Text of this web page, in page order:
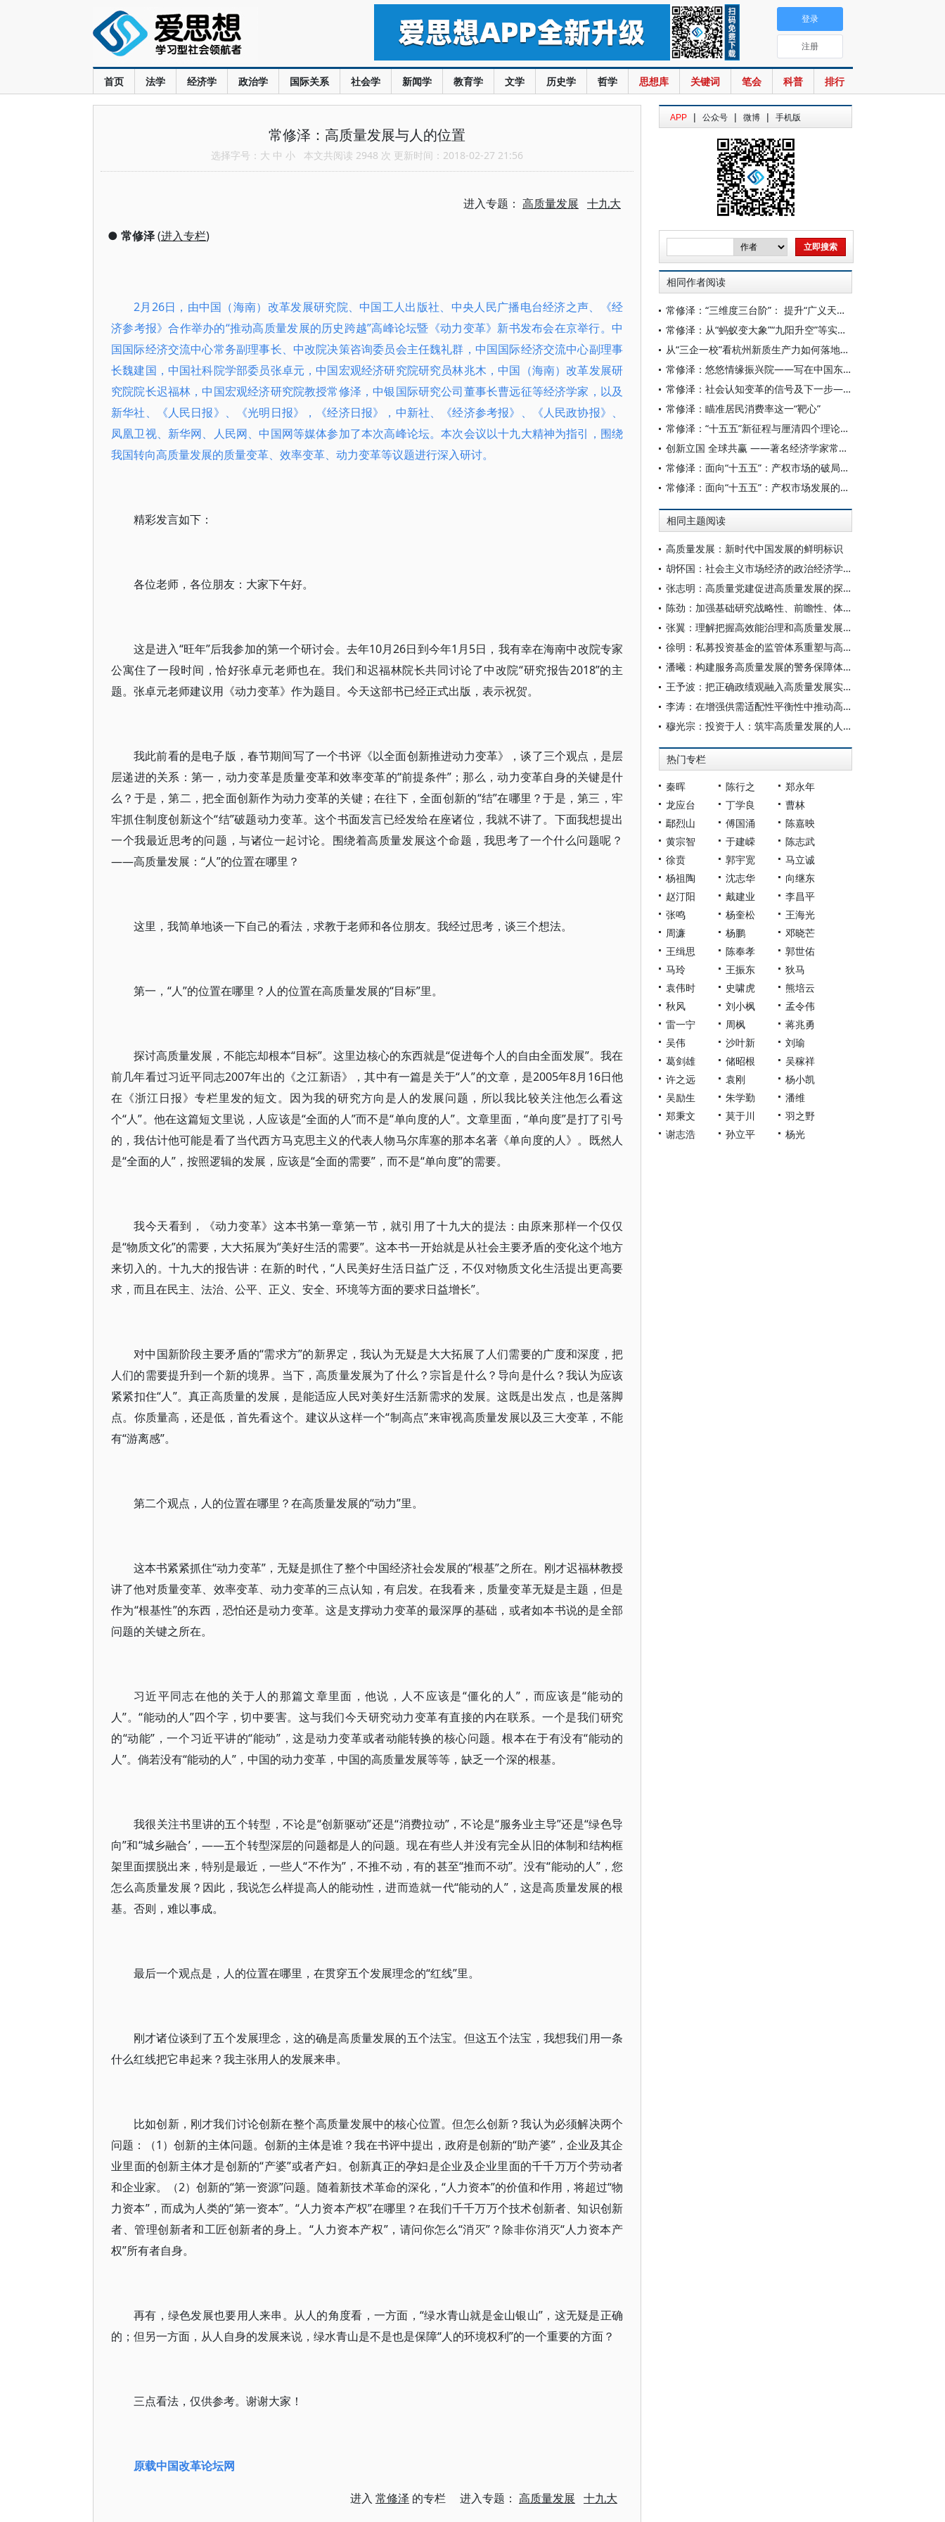
首页 法学 经济学 政治学 国际关系 社会学 新闻学 教育学 文学 历史学 哲学 思想库 关键词 笔会 科普 排行
登录
注册
常修泽：高质量发展与人的位置
选择字号： 大 中 小 本文共阅读 2948 次 更新时间：2018-02-27 21:56
进入专题： 高质量发展 十九大
● 常修泽(进入专栏)
2月26日，由中国（海南）改革发展研究院、中国工人出版社、中央人民广播电台经济之声、《经
济参考报》合作举办的“推动高质量发展的历史跨越”高峰论坛暨《动力变革》新书发布会在京举行。中
国国际经济交流中心常务副理事长、中改院决策咨询委员会主任魏礼群，中国国际经济交流中心副理事
长魏建国，中国社科院学部委员张卓元，中国宏观经济研究院研究员林兆木，中国（海南）改革发展研
究院院长迟福林，中国宏观经济研究院教授常修泽，中银国际研究公司董事长曹远征等经济学家，以及
新华社、《人民日报》、《光明日报》，《经济日报》，中新社、《经济参考报》、《人民政协报》、
凤凰卫视、新华网、人民网、中国网等媒体参加了本次高峰论坛。本次会议以十九大精神为指引，围绕
我国转向高质量发展的质量变革、效率变革、动力变革等议题进行深入研讨。
精彩发言如下：
各位老师，各位朋友：大家下午好。
这是进入“旺年”后我参加的第一个研讨会。去年10月26日到今年1月5日，我有幸在海南中改院专家
公寓住了一段时间，恰好张卓元老师也在。我们和迟福林院长共同讨论了中改院“研究报告2018”的主
题。张卓元老师建议用《动力变革》作为题目。今天这部书已经正式出版，表示祝贺。
我此前看的是电子版，春节期间写了一个书评《以全面创新推进动力变革》，谈了三个观点，是层
层递进的关系：第一，动力变革是质量变革和效率变革的“前提条件”；那么，动力变革自身的关键是什
么？于是，第二，把全面创新作为动力变革的关键；在往下，全面创新的“结”在哪里？于是，第三，牢
牢抓住制度创新这个“结”破题动力变革。这个书面发言已经发给在座诸位，我就不讲了。下面我想提出
一个我最近思考的问题，与诸位一起讨论。围绕着高质量发展这个命题，我思考了一个什么问题呢？
——高质量发展：“人”的位置在哪里？
这里，我简单地谈一下自己的看法，求教于老师和各位朋友。我经过思考，谈三个想法。
第一，“人”的位置在哪里？人的位置在高质量发展的“目标”里。
探讨高质量发展，不能忘却根本“目标”。这里边核心的东西就是“促进每个人的自由全面发展”。我在
前几年看过习近平同志2007年出的《之江新语》，其中有一篇是关于“人”的文章，是2005年8月16日他
在《浙江日报》专栏里发的短文。因为我的研究方向是人的发展问题，所以我比较关注他怎么看这
个“人”。他在这篇短文里说，人应该是“全面的人”而不是“单向度的人”。文章里面，“单向度”是打了引号
的，我估计他可能是看了当代西方马克思主义的代表人物马尔库塞的那本名著《单向度的人》。既然人
是“全面的人”，按照逻辑的发展，应该是“全面的需要”，而不是“单向度”的需要。
我今天看到，《动力变革》这本书第一章第一节，就引用了十九大的提法：由原来那样一个仅仅
是“物质文化”的需要，大大拓展为“美好生活的需要”。这本书一开始就是从社会主要矛盾的变化这个地方
来切入的。十九大的报告讲：在新的时代，“人民美好生活日益广泛，不仅对物质文化生活提出更高要
求，而且在民主、法治、公平、正义、安全、环境等方面的要求日益增长”。
对中国新阶段主要矛盾的“需求方”的新界定，我认为无疑是大大拓展了人们需要的广度和深度，把
人们的需要提升到一个新的境界。当下，高质量发展为了什么？宗旨是什么？导向是什么？我认为应该
紧紧扣住“人”。真正高质量的发展，是能适应人民对美好生活新需求的发展。这既是出发点，也是落脚
点。你质量高，还是低，首先看这个。建议从这样一个“制高点”来审视高质量发展以及三大变革，不能
有“游离感”。
第二个观点，人的位置在哪里？在高质量发展的“动力”里。
这本书紧紧抓住“动力变革”，无疑是抓住了整个中国经济社会发展的“根基”之所在。刚才迟福林教授
讲了他对质量变革、效率变革、动力变革的三点认知，有启发。在我看来，质量变革无疑是主题，但是
作为“根基性”的东西，恐怕还是动力变革。这是支撑动力变革的最深厚的基础，或者如本书说的是全部
问题的关键之所在。
习近平同志在他的关于人的那篇文章里面，他说，人不应该是“僵化的人”，而应该是“能动的
人”。“能动的人”四个字，切中要害。这与我们今天研究动力变革有直接的内在联系。一个是我们研究
的“动能”，一个习近平讲的“能动”，这是动力变革或者动能转换的核心问题。根本在于有没有“能动的
人”。倘若没有“能动的人”，中国的动力变革，中国的高质量发展等等，缺乏一个深的根基。
我很关注书里讲的五个转型，不论是“创新驱动”还是“消费拉动”，不论是“服务业主导”还是“绿色导
向”和“城乡融合’，——五个转型深层的问题都是人的问题。现在有些人并没有完全从旧的体制和结构框
架里面摆脱出来，特别是最近，一些人“不作为”，不推不动，有的甚至“推而不动”。没有“能动的人”，您
怎么高质量发展？因此，我说怎么样提高人的能动性，进而造就一代“能动的人”，这是高质量发展的根
基。否则，难以事成。
最后一个观点是，人的位置在哪里，在贯穿五个发展理念的“红线”里。
刚才诸位谈到了五个发展理念，这的确是高质量发展的五个法宝。但这五个法宝，我想我们用一条
什么红线把它串起来？我主张用人的发展来串。
比如创新，刚才我们讨论创新在整个高质量发展中的核心位置。但怎么创新？我认为必须解决两个
问题：（1）创新的主体问题。创新的主体是谁？我在书评中提出，政府是创新的“助产婆”，企业及其企
业里面的创新主体才是创新的“产婆”或者产妇。创新真正的孕妇是企业及企业里面的千千万万个劳动者
和企业家。（2）创新的“第一资源”问题。随着新技术革命的深化，“人力资本”的价值和作用，将超过“物
力资本”，而成为人类的“第一资本”。“人力资本产权”在哪里？在我们千千万万个技术创新者、知识创新
者、管理创新者和工匠创新者的身上。“人力资本产权”，请问你怎么“消灭”？除非你消灭“人力资本产
权”所有者自身。
再有，绿色发展也要用人来串。从人的角度看，一方面，“绿水青山就是金山银山”，这无疑是正确
的；但另一方面，从人自身的发展来说，绿水青山是不是也是保障“人的环境权利”的一个重要的方面？
三点看法，仅供参考。谢谢大家！
原载中国改革论坛网
进入 常修泽 的专栏 进入专题： 高质量发展 十九大
APP | 公众号 | 微博 | 手机版
相同作者阅读
常修泽：“三维度三台阶”： 提升“广义天下广货”的全球竞争力——读《天下广货》所想到的
常修泽：从“蚂蚁变大象”“九阳升空”等实践案例看到的——杭州“三企一校”创新调查及启示
从“三企一校”看杭州新质生产力如何落地生根——访著名经济学家、中国宏观经济研究院教授常修泽
常修泽：悠悠情缘振兴院——写在中国东北振兴研究院成立十周年之际
常修泽：社会认知变革的信号及下一步——2026三件民间出圈事感言（六点）
常修泽：瞄准居民消费率这一“靶心”
常修泽：“十五五”新征程与厘清四个理论与实践问题
创新立国 全球共赢 ——著名经济学家常修泽教授来校作学术报告
常修泽：面向“十五五”：产权市场的破局与新生
常修泽：面向“十五五”：产权市场发展的宏观背景、基本框架与拓展思路
相同主题阅读
高质量发展：新时代中国发展的鲜明标识
胡怀国：社会主义市场经济的政治经济学解析
张志明：高质量党建促进高质量发展的探索创新
陈劲：加强基础研究战略性、前瞻性、体系化布局
张翼：理解把握高效能治理和高质量发展的有机结合
徐明：私募投资基金的监管体系重塑与高质量发展路径
潘曦：构建服务高质量发展的警务保障体系
王予波：把正确政绩观融入高质量发展实践
李涛：在增强供需适配性平衡性中推动高质量发展
穆光宗：投资于人：筑牢高质量发展的人力资本根基
热门专栏
秦晖 陈行之
郑永年
龙应台
丁学良
曹林
鄢烈山
傅国涌
陈嘉映
黄宗智
于建嵘
陈志武
徐贲
郭宇宽
马立诚
杨祖陶
沈志华
向继东
赵汀阳
戴建业
李昌平
张鸣
杨奎松
王海光
周濂
杨鹏
邓晓芒
王缉思
陈奉孝
郭世佑
马玲
王振东
狄马
袁伟时
史啸虎
熊培云
秋风
刘小枫
孟令伟
雷一宁
周枫
蒋兆勇
吴伟
沙叶新
刘瑜
葛剑雄
储昭根
吴稼祥
许之远
袁刚
杨小凯
吴励生
朱学勤
潘维
郑秉文
莫于川
羽之野
谢志浩
孙立平 杨光